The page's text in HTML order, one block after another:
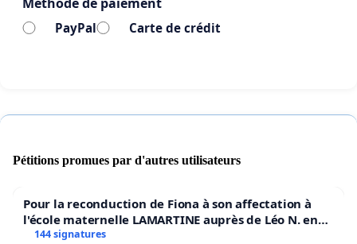
PayPal Carte de crédit
Pétitions promues par d'autres utilisateurs
Pour la reconduction de Fiona à son affectation à
l'école maternelle LAMARTINE auprès de Léo N. en
2026/2027
144 signatures